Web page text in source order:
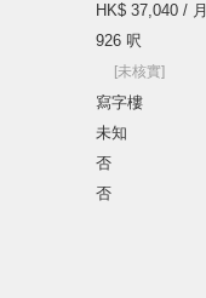
HK$ 37,040 / 月
926 呎
[未核實]
寫字樓
未知
否
否